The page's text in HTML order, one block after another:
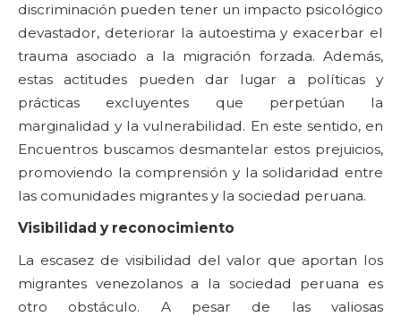
discriminación pueden tener un impacto psicológico
devastador, deteriorar la autoestima y exacerbar el
trauma asociado a la migración forzada. Además,
estas actitudes pueden dar lugar a políticas y
prácticas excluyentes que perpetúan la
marginalidad y la vulnerabilidad. En este sentido, en
Encuentros buscamos desmantelar estos prejuicios,
promoviendo la comprensión y la solidaridad entre
las comunidades migrantes y la sociedad peruana.
Visibilidad y reconocimiento
La escasez de visibilidad del valor que aportan los
migrantes venezolanos a la sociedad peruana es
otro obstáculo. A pesar de las valiosas